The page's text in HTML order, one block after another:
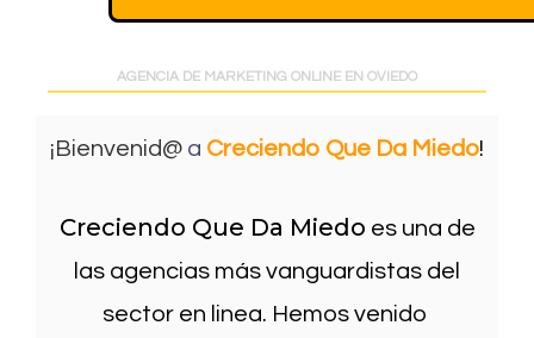
AGENCIA DE MARKETING ONLINE EN OVIEDO
¡Bienvenid@ a Creciendo Que Da Miedo!
Creciendo Que Da Miedo es una de
las agencias más vanguardistas del
sector en linea. Hemos venido